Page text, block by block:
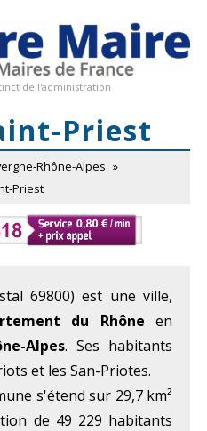
de l'administration
Priest
Rhône-Alpes »
Priest
69800) est une ville,
du Rhône en
Alpes. Ses habitants
et les San-Priotes.
s'étend sur 29,7 km²
de 49 229 habitants